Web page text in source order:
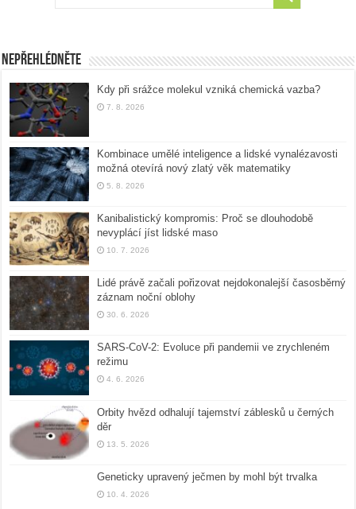
Nepřehlédněte
Kdy při srážce molekul vzniká chemická vazba?
7. 8. 2026
Kombinace umělé inteligence a lidské vynalézavosti
možná otevírá nový zlatý věk matematiky
5. 8. 2026
Kanibalistický kompromis: Proč se dlouhodobě
nevyplácí jíst lidské maso
10. 7. 2026
Lidé právě začali pořizovat nejdokonalejší časosběrný
záznam noční oblohy
30. 6. 2026
SARS-CoV-2: Evoluce při pandemii ve zrychleném
režimu
4. 6. 2026
Orbity hvězd odhalují tajemství záblesků u černých
děr
13. 5. 2026
Geneticky upravený ječmen by mohl být trvalka
10. 4. 2026